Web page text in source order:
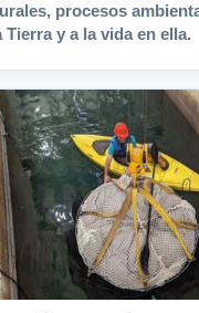
procesos
y a la vida en ella.